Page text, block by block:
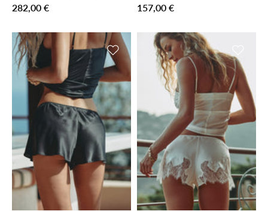
282,00 €
157,00 €
Ajouter à la liste de souhaits